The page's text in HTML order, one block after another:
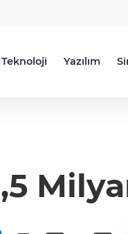
Teknoloji Yazılım